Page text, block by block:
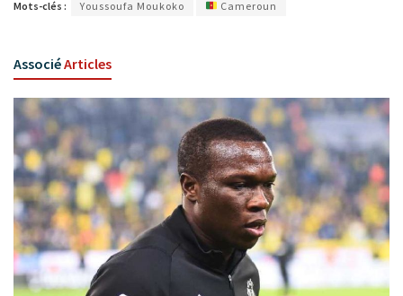
Mots-clés : Youssoufa Moukoko Cameroun
AssociéArticles